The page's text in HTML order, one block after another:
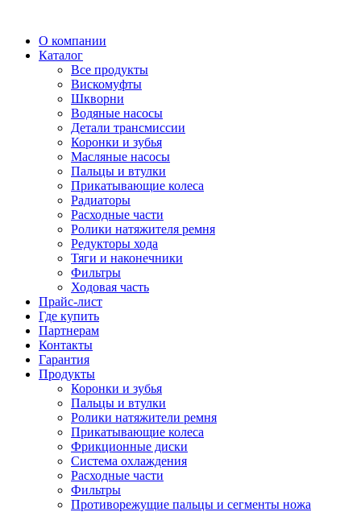
О компании
Каталог
Все продукты
Вискомуфты
Шкворни
Водяные насосы
Детали трансмиссии
Коронки и зубья
Масляные насосы
Пальцы и втулки
Прикатывающие колеса
Радиаторы
Расходные части
Ролики натяжителя ремня
Редукторы хода
Тяги и наконечники
Фильтры
Ходовая часть
Прайс-лист
Где купить
Партнерам
Контакты
Гарантия
Продукты
Коронки и зубья
Пальцы и втулки
Ролики натяжители ремня
Прикатывающие колеса
Фрикционные диски
Система охлаждения
Расходные части
Фильтры
Противорежущие пальцы и сегменты ножа